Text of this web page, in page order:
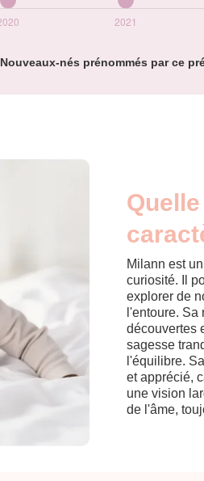
Nouveaux-nés prénommés par ce
Milann est
curiosité. Il
explorer de
l'entoure.
découvertes
sagesse
l'équilibre.
et apprécié,
une vision
de l'âme,